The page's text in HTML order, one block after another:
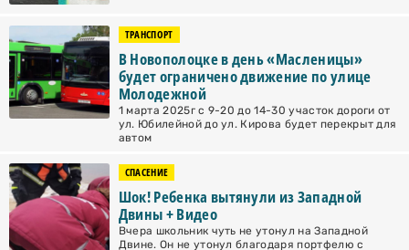
ТРАНСПОРТ
В Новополоцке в день «Масленицы»
будет ограничено движение по улице
Молодежной
1 марта 2025г с 9-20 до 14-30 участок дороги от
ул. Юбилейной до ул. Кирова будет перекрыт для
автом
СПАСЕНИЕ
Шок! Ребенка вытянули из Западной
Двины + Видео
Вчера школьник чуть не утонул на Западной
Двине. Он не утонул благодаря портфелю с